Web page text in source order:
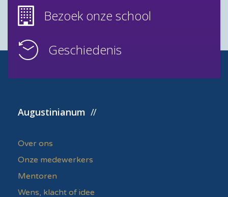
Bezoek onze school
Geschiedenis
Augustinianum
Over ons
Onze medewerkers
Mentoren
Wens, klacht of idee